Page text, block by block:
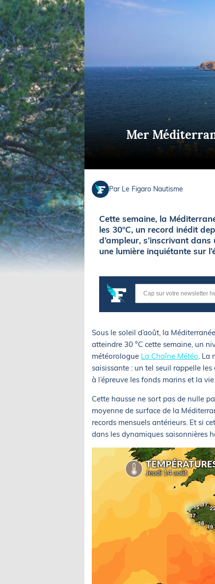
Equipements
Mer
Par Le Figaro Nautisme
Cette semaine, la
les 30°C, un record inédit
d’ampleur, s’inscrivant
une lumière inquiétante sur
Sous le soleil d’août, la
atteindre 30 °C cette semaine, un
météorologue La Chaîne Météo. La
saisissante : un tel seuil rappelle
à l’épreuve les fonds marins et la
Cette hausse ne sort pas de nulle
moyenne de surface de la
records mensuels antérieurs. Et si
dans les dynamiques saisonnières